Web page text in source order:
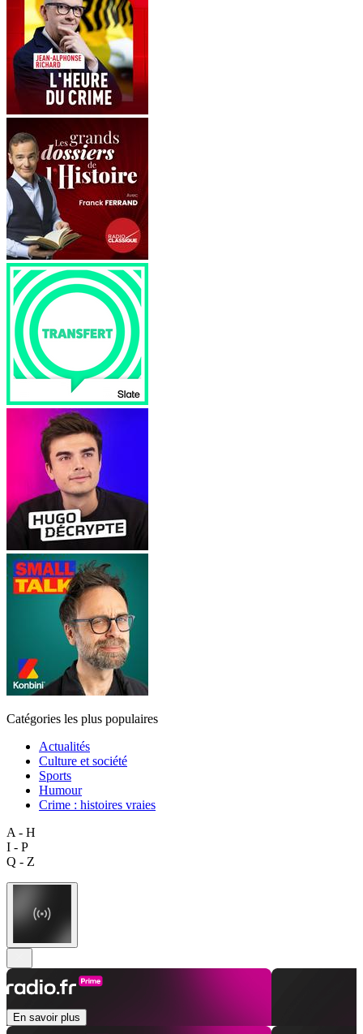
Catégories les plus populaires
Actualités
Culture et société
Sports
Humour
Crime : histoires vraies
A - H
I - P
Q - Z
En savoir plus